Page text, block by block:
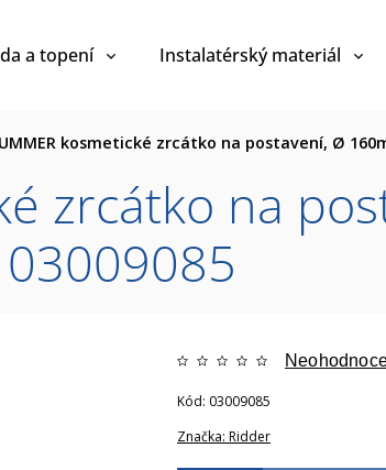
a topení Instalatérský materiál
kosmetické zrcátko na postavení, Ø
zrcátko na
Značka:Ridder
Kód: 03009085